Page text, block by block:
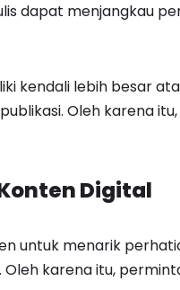
dapat menjangkau
kendali lebih besar
Oleh karena
Digital
untuk menarik
karena itu,